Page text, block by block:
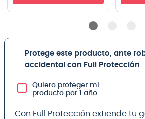
Protege este producto, ante
accidental con Full Protección
Quiero proteger mi
producto por 1 año
Con Full Protección extiende tu